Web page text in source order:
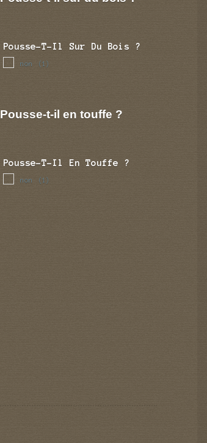
Pousse-T-Il Sur Du Bois ?
non (1)
Pousse-t-il en touffe ?
Pousse-T-Il En Touffe ?
non (1)